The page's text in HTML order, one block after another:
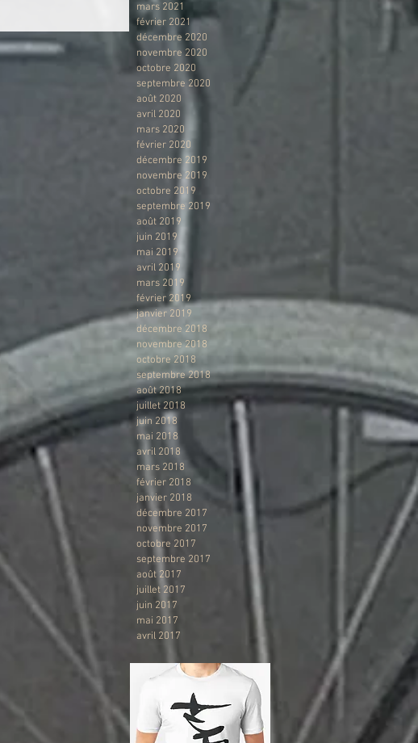
mars 2021
février 2021
décembre 2020
novembre 2020
octobre 2020
septembre 2020
août 2020
avril 2020
mars 2020
février 2020
décembre 2019
novembre 2019
octobre 2019
septembre 2019
août 2019
juin 2019
mai 2019
avril 2019
mars 2019
février 2019
janvier 2019
décembre 2018
novembre 2018
octobre 2018
septembre 2018
août 2018
juillet 2018
juin 2018
mai 2018
avril 2018
mars 2018
février 2018
janvier 2018
décembre 2017
novembre 2017
octobre 2017
septembre 2017
août 2017
juillet 2017
juin 2017
mai 2017
avril 2017